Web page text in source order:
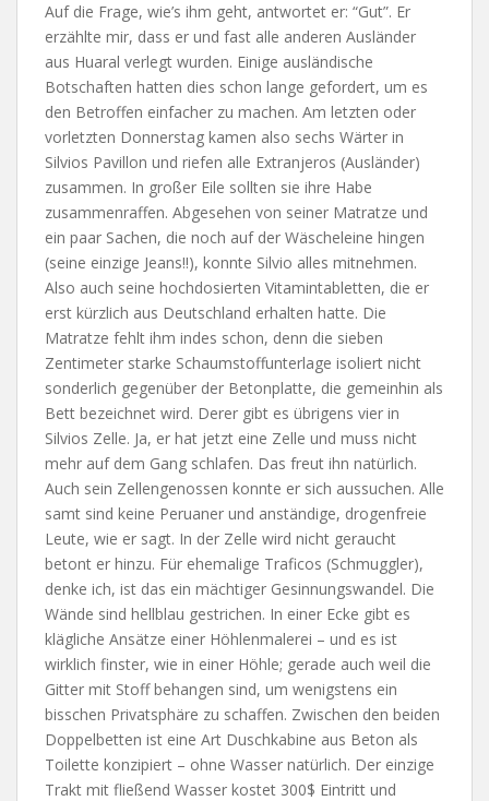
Auf die Frage, wie’s ihm geht, antwortet er: “Gut”. Er
erzählte mir, dass er und fast alle anderen Ausländer
aus Huaral verlegt wurden. Einige ausländische
Botschaften hatten dies schon lange gefordert, um es
den Betroffen einfacher zu machen. Am letzten oder
vorletzten Donnerstag kamen also sechs Wärter in
Silvios Pavillon und riefen alle Extranjeros (Ausländer)
zusammen. In großer Eile sollten sie ihre Habe
zusammenraffen. Abgesehen von seiner Matratze und
ein paar Sachen, die noch auf der Wäscheleine hingen
(seine einzige Jeans!!), konnte Silvio alles mitnehmen.
Also auch seine hochdosierten Vitamintabletten, die er
erst kürzlich aus Deutschland erhalten hatte. Die
Matratze fehlt ihm indes schon, denn die sieben
Zentimeter starke Schaumstoffunterlage isoliert nicht
sonderlich gegenüber der Betonplatte, die gemeinhin als
Bett bezeichnet wird. Derer gibt es übrigens vier in
Silvios Zelle. Ja, er hat jetzt eine Zelle und muss nicht
mehr auf dem Gang schlafen. Das freut ihn natürlich.
Auch sein Zellengenossen konnte er sich aussuchen. Alle
samt sind keine Peruaner und anständige, drogenfreie
Leute, wie er sagt. In der Zelle wird nicht geraucht
betont er hinzu. Für ehemalige Traficos (Schmuggler),
denke ich, ist das ein mächtiger Gesinnungswandel. Die
Wände sind hellblau gestrichen. In einer Ecke gibt es
klägliche Ansätze einer Höhlenmalerei – und es ist
wirklich finster, wie in einer Höhle; gerade auch weil die
Gitter mit Stoff behangen sind, um wenigstens ein
bisschen Privatsphäre zu schaffen. Zwischen den beiden
Doppelbetten ist eine Art Duschkabine aus Beton als
Toilette konzipiert – ohne Wasser natürlich. Der einzige
Trakt mit fließend Wasser kostet 300$ Eintritt und